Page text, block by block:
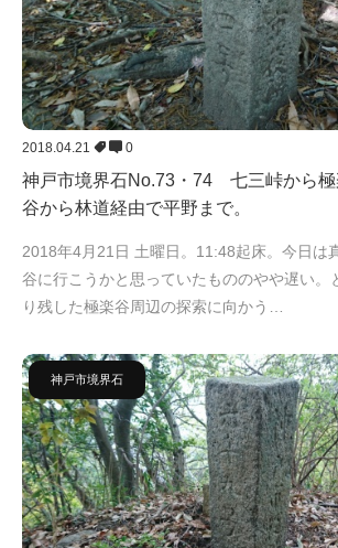
2018.04.21 0
神戸市境界石No.73・74 七三峠から極
谷から林道経由で平野まで。
2018年4月21日 土曜日。11:48起床。今日は
谷に行こうかと思っていたもののやや遅い。
り残した極楽谷周辺の探索に向かう…
神戸市境界石